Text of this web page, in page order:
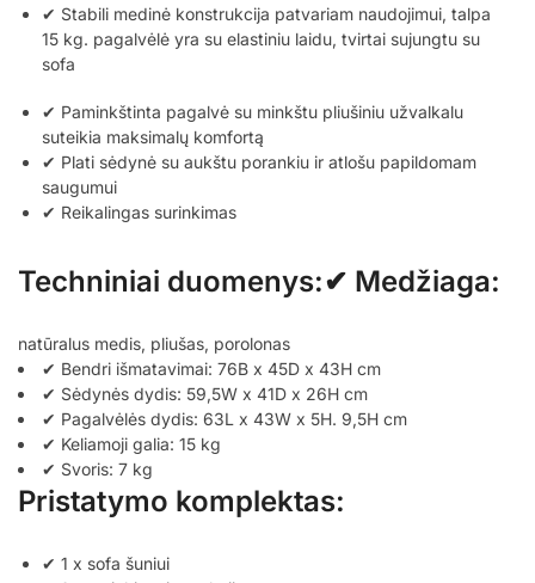
✔ Stabili medinė konstrukcija patvariam naudojimui, talpa
15 kg. pagalvėlė yra su elastiniu laidu, tvirtai sujungtu su
sofa
✔ Paminkštinta pagalvė su minkštu pliušiniu užvalkalu
suteikia maksimalų komfortą
✔ Plati sėdynė su aukštu porankiu ir atlošu papildomam
saugumui
✔ Reikalingas surinkimas
Techniniai duomenys:✔ Medžiaga:
natūralus medis, pliušas, porolonas
✔ Bendri išmatavimai: 76B x 45D x 43H cm
✔ Sėdynės dydis: 59,5W x 41D x 26H cm
✔ Pagalvėlės dydis: 63L x 43W x 5H. 9,5H cm
✔ Keliamoji galia: 15 kg
✔ Svoris: 7 kg
Pristatymo komplektas:
✔ 1 x sofa šuniui